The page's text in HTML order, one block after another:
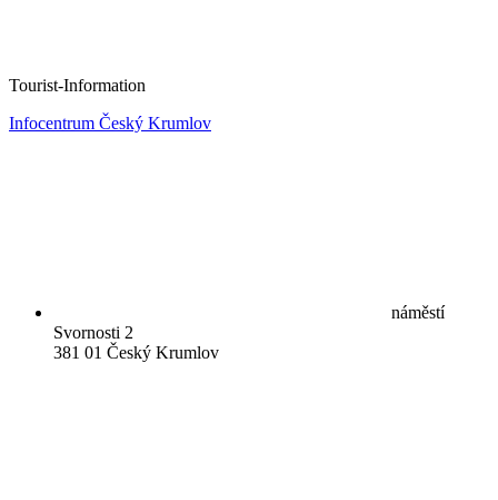
Tourist-Information
Infocentrum Český Krumlov
náměstí
Svornosti 2
381 01 Český Krumlov